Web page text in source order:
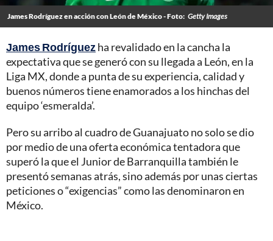
James Rodríguez en acción con León de México - Foto: Getty Images
James Rodríguezha revalidado en la cancha la
expectativa que se generó con su llegada a León, en la
Liga MX, donde a punta de su experiencia, calidad y
buenos números tiene enamorados a los hinchas del
equipo ‘esmeralda’.
Pero su arribo al cuadro de Guanajuato no solo se dio
por medio de una oferta económica tentadora que
superó la que el Junior de Barranquilla también le
presentó semanas atrás, sino además por unas ciertas
peticiones o “exigencias” como las denominaron en
México.